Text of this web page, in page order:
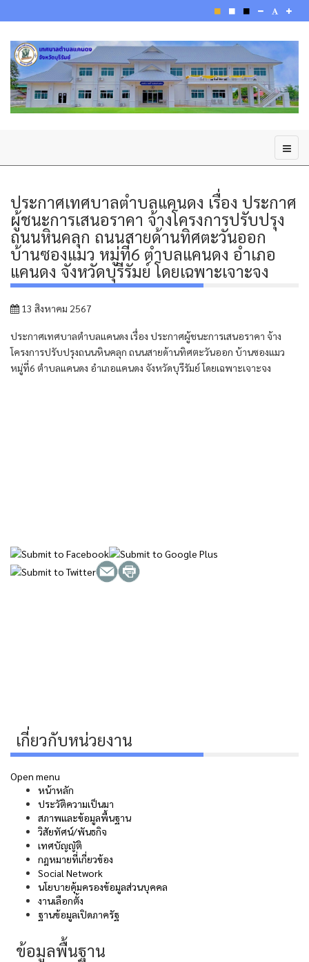
ประกาศเทศบาลตำบลแคนดง เรื่อง ประกาศ
ผู้ชนะการเสนอราคา จ้างโครงการปรับปรุง
ถนนหินคลุก ถนนสายด้านทิศตะวันออก
บ้านซองแมว หมู่ที่6 ตำบลแคนดง อำเภอ
แคนดง จังหวัดบุรีรัมย์ โดยเฉพาะเจาะจง
13 สิงหาคม 2567
ประกาศเทศบาลตำบลแคนดง เรื่อง ประกาศผู้ชนะการเสนอราคา จ้าง
โครงการปรับปรุงถนนหินคลุก ถนนสายด้านทิศตะวันออก บ้านซองแมว
หมู่ที่6 ตำบลแคนดง อำเภอแคนดง จังหวัดบุรีรัมย์ โดยเฉพาะเจาะจง
เกี่ยวกับหน่วยงาน
Open menu
หน้าหลัก
ประวัติความเป็นมา
สภาพและข้อมูลพื้นฐาน
วิสัยทัศน์/พันธกิจ
เทศบัญญัติ
กฎหมายที่เกี่ยวข้อง
Social Network
นโยบายคุ้มครองข้อมูลส่วนบุคคล
งานเลือกตั้ง
ฐานข้อมูลเปิดภาครัฐ
ข้อมูลพื้นฐาน